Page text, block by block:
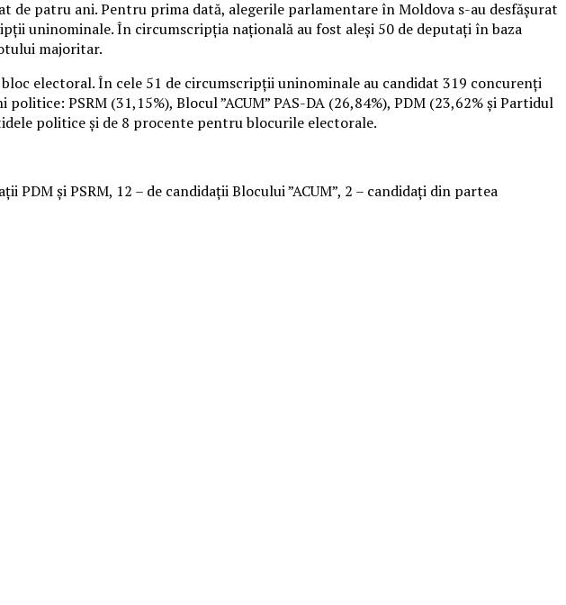
de patru ani. Pentru prima dată, alegerile parlamentare în Moldova s-au desfășurat
uninominale. În circumscripția națională au fost aleși 50 de deputați în baza
majoritar.
electoral. În cele 51 de circumscripții uninominale au candidat 319 concurenți
PSRM (31,15%), Blocul ”ACUM” PAS-DA (26,84%), PDM (23,62% și Partidul
politice și de 8 procente pentru blocurile electorale.
și PSRM, 12 – de candidații Blocului ”ACUM”, 2 – candidați din partea